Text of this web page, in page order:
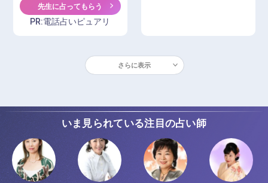
先生に占ってもらう
PR:電話占いピュアリ
さらに表示
いま見られている注目の占い師